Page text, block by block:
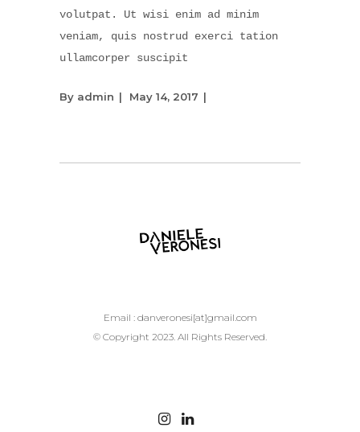
volutpat. Ut wisi enim ad minim
veniam, quis nostrud exerci tation
ullamcorper suscipit
By admin May 14, 2017
Email : danveronesi[at]gmail.com
© Copyright 2023. All Rights Reserved.